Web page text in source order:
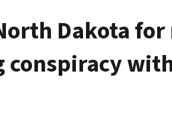
Dakota for